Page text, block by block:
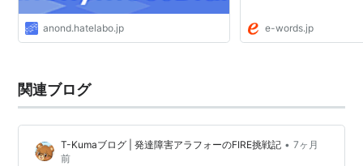
anond.hatelabo.jp e-words.jp
関連ブログ
T-Kumaブログ | 発達障害アラフォーのFIRE挑戦記 • 7ヶ月
前